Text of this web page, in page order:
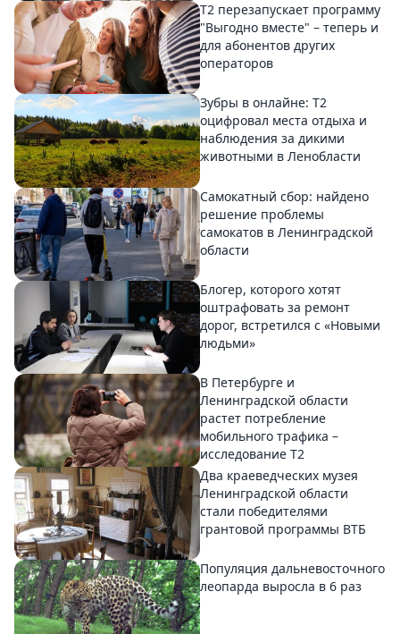
Т2 перезапускает программу
"Выгодно вместе" – теперь и
для абонентов других
операторов
Зубры в онлайне: Т2
оцифровал места отдыха и
наблюдения за дикими
животными в Ленобласти
Самокатный сбор: найдено
решение проблемы
самокатов в Ленинградской
области
Блогер, которого хотят
оштрафовать за ремонт
дорог, встретился с «Новыми
людьми»
В Петербурге и
Ленинградской области
растет потребление
мобильного трафика –
исследование T2
Два краеведческих музея
Ленинградской области
стали победителями
грантовой программы ВТБ
Популяция дальневосточного
леопарда выросла в 6 раз